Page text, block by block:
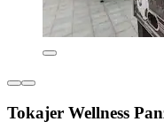
Tokajer Wellness